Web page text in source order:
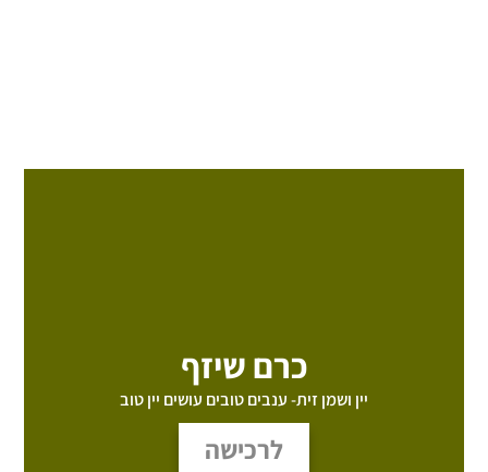
כרם שיזף
יין ושמן זית- ענבים טובים עושים יין טוב
לרכישה